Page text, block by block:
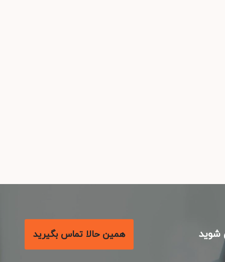
همین حالا تماس بگیرید